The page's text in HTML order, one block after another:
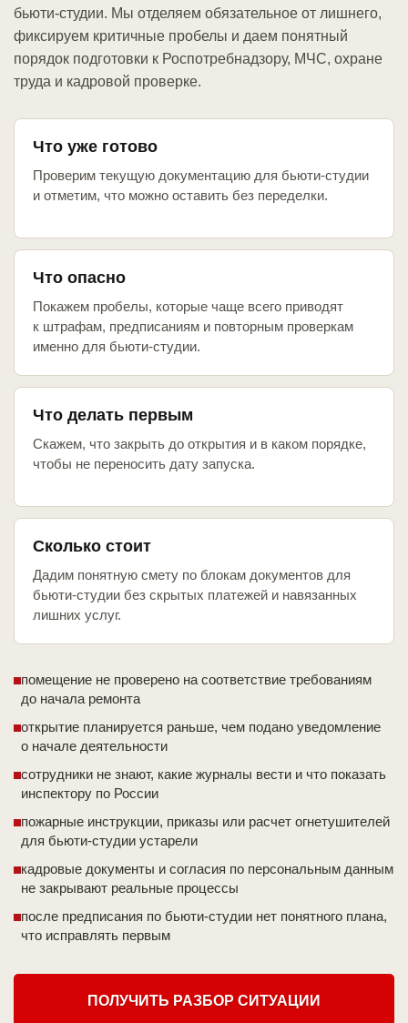
бьюти-студии. Мы отделяем обязательное от лишнего,
фиксируем критичные пробелы и даем понятный
порядок подготовки к Роспотребнадзору, МЧС, охране
труда и кадровой проверке.
Что уже готово
Проверим текущую документацию для бьюти-студии
и отметим, что можно оставить без переделки.
Что опасно
Покажем пробелы, которые чаще всего приводят
к штрафам, предписаниям и повторным проверкам
именно для бьюти-студии.
Что делать первым
Скажем, что закрыть до открытия и в каком порядке,
чтобы не переносить дату запуска.
Сколько стоит
Дадим понятную смету по блокам документов для
бьюти-студии без скрытых платежей и навязанных
лишних услуг.
помещение не проверено на соответствие требованиям
до начала ремонта
открытие планируется раньше, чем подано уведомление
о начале деятельности
сотрудники не знают, какие журналы вести и что показать
инспектору по России
пожарные инструкции, приказы или расчет огнетушителей
для бьюти-студии устарели
кадровые документы и согласия по персональным данным
не закрывают реальные процессы
после предписания по бьюти-студии нет понятного плана,
что исправлять первым
ПОЛУЧИТЬ РАЗБОР СИТУАЦИИ